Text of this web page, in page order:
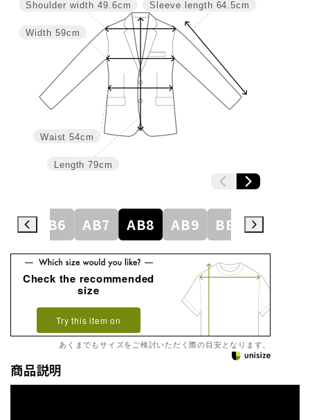
Sleeve length 64.5cm
Length 79cm
Waist 54cm
Width 59cm
Shoulder width 49.6cm
AB6 AB7 AB8 AB9 BE1 BE2
Check the recommended
size
Try this item on
あくまでもサイズをご検討いただく際の目安となります。
商品説明